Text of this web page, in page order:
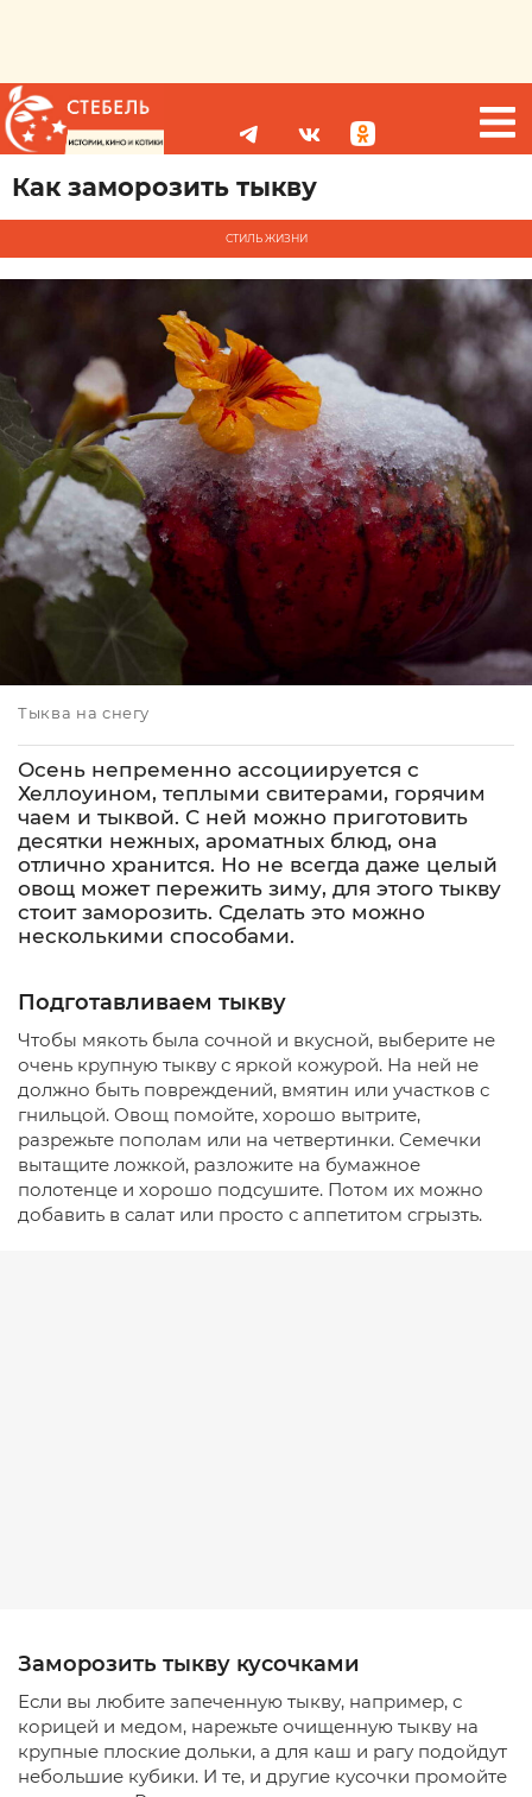
Как заморозить тыкву
СТИЛЬ ЖИЗНИ
Тыква на снегу
Осень непременно ассоциируется с
Хеллоуином, теплыми свитерами, горячим
чаем и тыквой. С ней можно приготовить
десятки нежных, ароматных блюд, она
отлично хранится. Но не всегда даже целый
овощ может пережить зиму, для этого тыкву
стоит заморозить. Сделать это можно
несколькими способами.
Подготавливаем тыкву
Чтобы мякоть была сочной и вкусной, выберите не
очень крупную тыкву с яркой кожурой. На ней не
должно быть повреждений, вмятин или участков с
гнильцой. Овощ помойте, хорошо вытрите,
разрежьте пополам или на четвертинки. Семечки
вытащите ложкой, разложите на бумажное
полотенце и хорошо подсушите. Потом их можно
добавить в салат или просто с аппетитом сгрызть.
Заморозить тыкву кусочками
Если вы любите запеченную тыкву, например, с
корицей и медом, нарежьте очищенную тыкву на
крупные плоские дольки, а для каш и рагу подойдут
небольшие кубики. И те, и другие кусочки промойте